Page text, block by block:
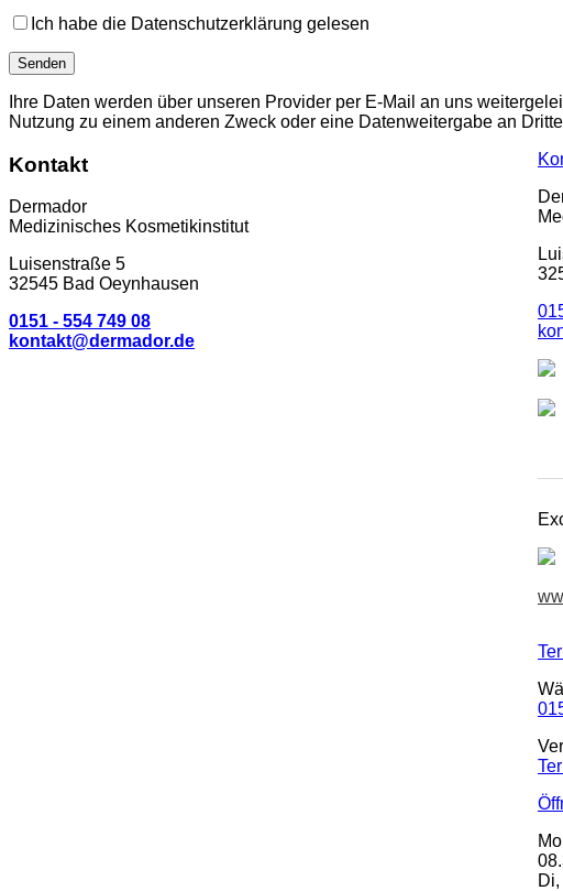
Ich habe die Datenschutzerklärung gelesen
Ihre Daten werden über unseren Provider per E-Mail an uns
Nutzung zu einem anderen Zweck oder eine Datenweitergabe an
Mo
Kontakt
Dermador
Medizinisches Kosmetikinstitut
Luisenstraße 5
32545 Bad Oeynhausen
0151 - 554 749 08
kontakt@dermador.de